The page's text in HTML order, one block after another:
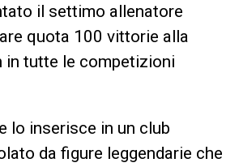
il settimo allenatore
quota 100 vittorie alla
in tutte le competizioni
lo inserisce in un club
da figure leggendarie che